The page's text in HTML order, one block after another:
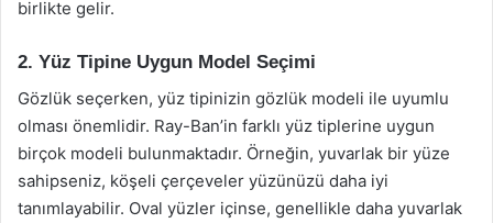
birlikte gelir.
2. Yüz Tipine Uygun Model Seçimi
Gözlük seçerken, yüz tipinizin gözlük modeli ile uyumlu
olması önemlidir. Ray-Ban’in farklı yüz tiplerine uygun
birçok modeli bulunmaktadır. Örneğin, yuvarlak bir yüze
sahipseniz, köşeli çerçeveler yüzünüzü daha iyi
tanımlayabilir. Oval yüzler içinse, genellikle daha yuvarlak